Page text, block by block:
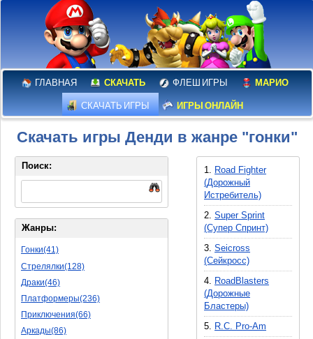
ГЛАВНАЯ СКАЧАТЬ ФЛЕШ ИГРЫ МАРИО
СКАЧАТЬ ИГРЫ ИГРЫ ОНЛАЙН
Скачать игры Денди в жанре "гонки"
1.
Road Fighter
(Дорожный
Истребитель)
2.Super Sprint
(Супер Спринт)
3.Seicross
(Сейкросс)
4.
RoadBlasters
(Дорожные
Бластеры)
5.
R.C. Pro-Am
Поиск:
Жанры:
Гонки(41)
Стрелялки(128)
Драки(46)
Платформеры(236)
Приключения(66)
Аркады(86)